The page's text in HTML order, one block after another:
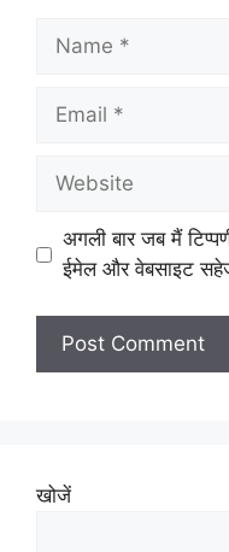
अगली बार जब मैं
ईमेल और वेबसाइट
खोजें